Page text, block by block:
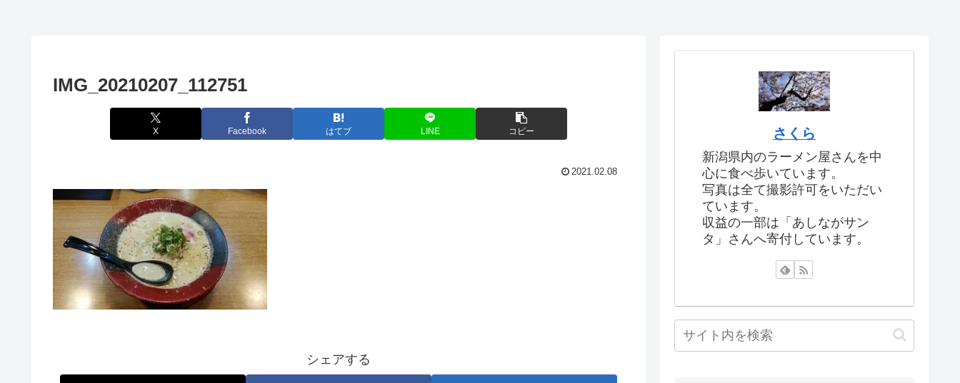
IMG_20210207_112751
X Facebook はてブ LINE コピー
2021.02.08
シェアする
さくら
新潟県内のラーメン屋さんを中
心に食べ歩いています。
写真は全て撮影許可をいただい
ています。
収益の一部は「あしながサン
タ」さんへ寄付しています。